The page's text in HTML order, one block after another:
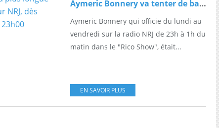
Aymeric Bonnery va tenter de battre le record de la plus longue émission de radio sur NRJ, dès vendredi prochain à 23h00
Aymeric Bonnery qui officie du lundi au
vendredi sur la radio NRJ de 23h à 1h du
matin dans le "Rico Show", était...
EN SAVOIR PLUS